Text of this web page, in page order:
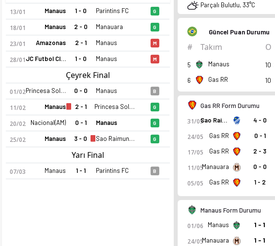
Manaus 2026 sezonu | Serie D Grup A1'de 5. sırada, 10 puan. Kadro, fikstür
13/01 Manaus 1 - 0 Parintins FC G
18/01 Manaus 2 - 0 Manauara G
23/01 Amazonas 2 - 1 Manaus M
28/01 JC Futbol Clube AM 1 - 0 Manaus M
Çeyrek Final
01/02 Princesa Solimoes 0 - 0 Manaus B
11/02 Manaus 2 - 1 Princesa Solimoes G
20/02 Nacional(AM) 0 - 1 Manaus G
25/02 Manaus 3 - 0 Sao Raimundo G
Yarı Final
07/03 Manaus 1 - 1 Parintins FC B
Parçalı Bulutlu, 33°C
Güncel Puan Durumu
# Takım O
5 Manaus 10
6
Gas RR 10
Gas RR Form Durumu
31/05 Sao Raimundo EC RR 4 - 0
24/05 Gas RR 0 - 1
17/05 Gas RR 2 - 3
11/05Manauara 0 - 0
05/05 Gas RR 1 - 2
Manaus Form Durumu
01/06 Manaus 1 - 1
24/05Manauara 1 - 1